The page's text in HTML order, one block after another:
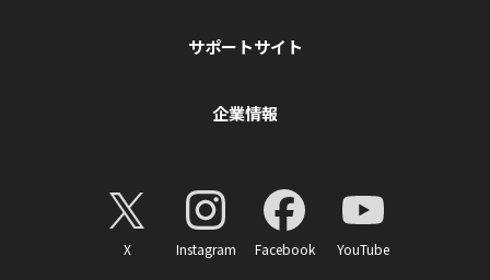
サポートサイト
企業情報
X Instagram Facebook YouTube